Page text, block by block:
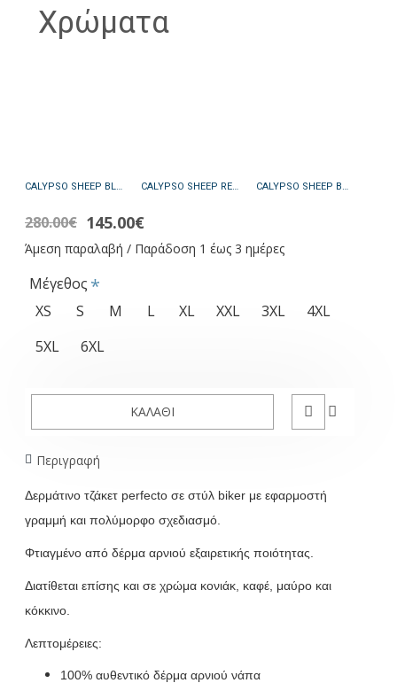
Χρώματα
CALYPSO SHEEP RED - ΑΥΘΕΝΤΙΚΟ ΓΥΝΑΙΚΕΙΟ ΚΟΚΚΙΝΟ ΔΕΡΜΑΤΙΝΟ ΜΠΟΥΦΑΝ
Άμεση παραλαβή / Παράδοση 1 έως 3 ημέρες
145.00€
280.00€
Μέγεθος
XS
S M L XL XXL 3XL
4XL
5XL
6XL
ΚΑΛΆΘΙ
Περιγραφή
Δερμάτινο τζάκετ perfecto σε στύλ biker με εφαρμοστή
γραμμή και πολύμορφο σχεδιασμό
Φτιαγμένο από δέρμα αρνιού εξαιρετικής ποιότητας.
Διατίθεται επίσης και σε χρώμα κονιάκ, καφέ, μαύρο και
κόκκινο.
Λεπτομέρειες:
100% αυθεντικό δέρμα αρνιού νάπα